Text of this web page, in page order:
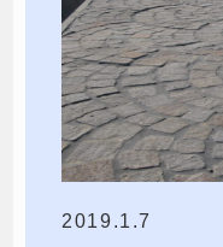
2019.1.7